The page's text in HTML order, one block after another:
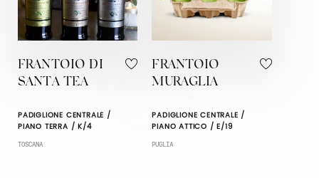
FRANTOIO DI
SANTA TEA
PADIGLIONE CENTRALE /
PIANO TERRA / K/4
TOSCANA
FRANTOIO
MURAGLIA
PADIGLIONE CENTRALE /
PIANO ATTICO / E/19
PUGLIA